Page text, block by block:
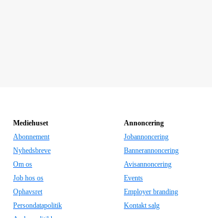
Mediehuset
Abonnement
Nyhedsbreve
Om os
Job hos os
Ophavsret
Persondatapolitik
Annoncering
Jobannoncering
Bannerannoncering
Avisannoncering
Events
Employer branding
Kontakt salg